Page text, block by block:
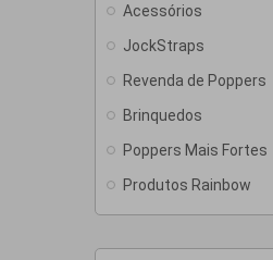
Acessórios
JockStraps
Revenda de Poppers
Brinquedos
Poppers Mais Fortes
Produtos Rainbow